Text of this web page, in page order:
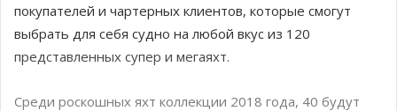
покупателей и чартерных клиентов, которые смогут
выбрать для себя судно на любой вкус из 120
представленных супер и мегаяхт.
Среди роскошных яхт коллекции 2018 года, 40 будут